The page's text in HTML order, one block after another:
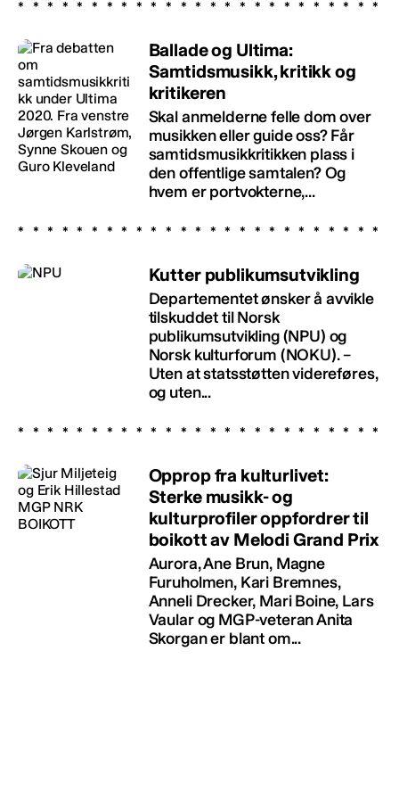
Ballade og Ultima:
Samtidsmusikk, kritikk og
kritikeren
Skal anmelderne felle dom over
musikken eller guide oss? Får
samtidsmusikkritikken plass i
den offentlige samtalen? Og
hvem er portvokterne,...
Kutter publikumsutvikling
Departementet ønsker å avvikle
tilskuddet til Norsk
publikumsutvikling (NPU) og
Norsk kulturforum (NOKU). –
Uten at statsstøtten videreføres,
og uten...
Opprop fra kulturlivet:
Sterke musikk- og
kulturprofiler oppfordrer til
boikott av Melodi Grand Prix
Aurora, Ane Brun, Magne
Furuholmen, Kari Bremnes,
Anneli Drecker, Mari Boine, Lars
Vaular og MGP-veteran Anita
Skorgan er blant om...